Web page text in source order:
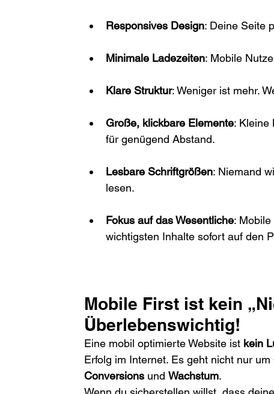
Responsives Design: Deine Seite
Minimale Ladezeiten: Mobile
Klare Struktur: Weniger ist mehr.
Große, klickbare Elemente: Kleine
für genügend Abstand.
Lesbare Schriftgrößen: Niemand
lesen.
Fokus auf das Wesentliche:
wichtigsten Inhalte sofort auf den
Mobile First ist kein
Überlebenswichtig!
Eine mobil optimierte Website ist kein
Erfolg im Internet. Es geht nicht nur
Conversions und Wachstum.